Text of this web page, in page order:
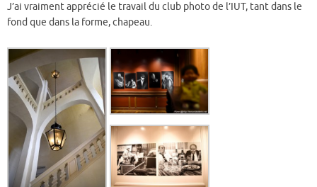
J’ai vraiment apprécié le travail du club photo de l’IUT, tant dans le
fond que dans la forme, chapeau.